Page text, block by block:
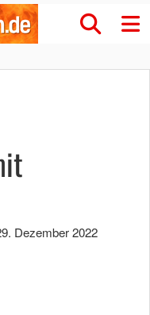
Dezember 2022